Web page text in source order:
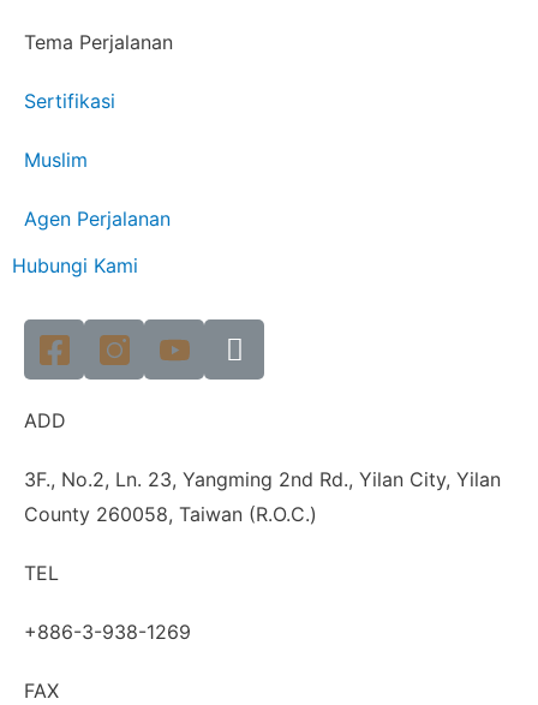
Tema Perjalanan
Sertifikasi
Muslim
Agen Perjalanan
Hubungi Kami
ADD
3F., No.2, Ln. 23, Yangming 2nd Rd., Yilan City, Yilan
County 260058, Taiwan (R.O.C.)
TEL
+886-3-938-1269
FAX